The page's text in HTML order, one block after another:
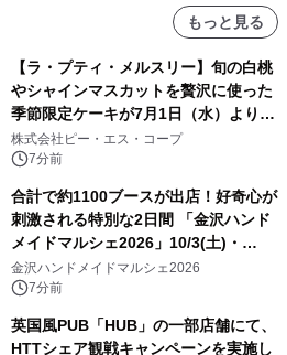
もっと見る
【ラ・プティ・メルスリー】旬の白桃
やシャインマスカットを贅沢に使った
季節限定ケーキが7月1日（水）より順
次登場！
株式会社ピー・エス・コープ
7分前
合計で約1100ブースが出店！好奇心が
刺激される特別な2日間 「金沢ハンド
メイドマルシェ2026」10/3(土)・
10/4(日)開催
金沢ハンドメイドマルシェ2026
7分前
英国風PUB「HUB」の一部店舗にて、
HTTシェア観戦キャンペーンを実施し